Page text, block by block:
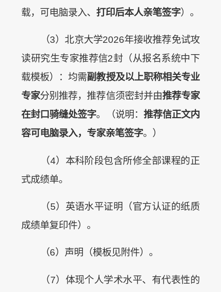
载，可电脑录入、打印后本人亲笔签字）。
（3）北京大学2026年接收推荐免试攻
读研究生专家推荐信2封（从报名系统中下
载模板）：均需副教授及以上职称相关专业
专家分别推荐，推荐信须密封并由推荐专家
在封口骑缝处签字。（说明： 推荐信正文内
容可电脑录入，专家亲笔签字。）
（4）本科阶段包含所修全部课程的正
式成绩单。
（5）英语水平证明（官方认证的纸质
成绩单复印件）。
（6）声明（模板见附件）。
（7）体现个人学术水平、有代表性的